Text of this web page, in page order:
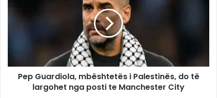
Pep Guardiola, mbështetës i Palestinës, do të
largohet nga posti te Manchester City